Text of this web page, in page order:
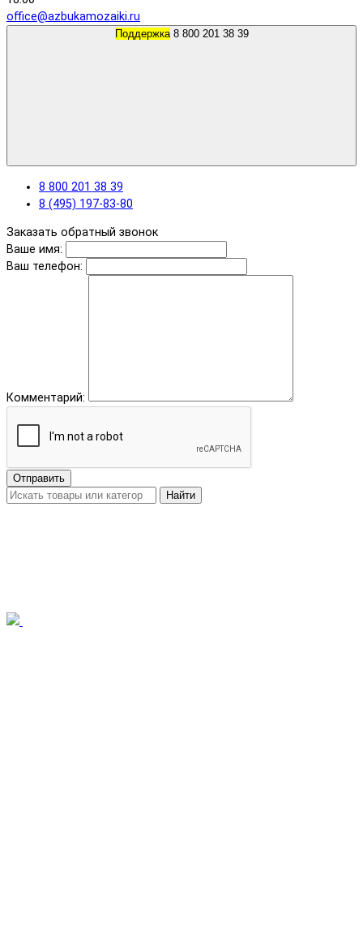
office@azbukamozaiki.ru
Поддержка 8 800 201 38 39
8 800 201 38 39
8 (495) 197-83-80
Заказать обратный звонок
Ваше имя:
Ваш телефон:
Комментарий:
Отправить
Найти